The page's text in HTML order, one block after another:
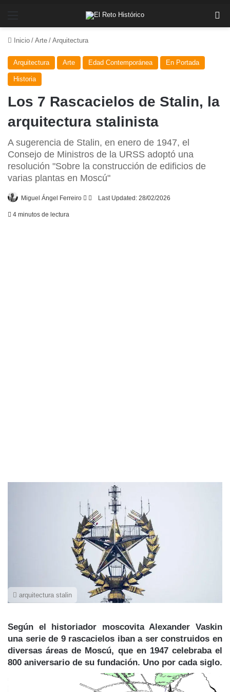
Inicio / Arte / Arquitectura
Arquitectura Arte Edad Contemporánea En Portada
Historia
Los 7 Rascacielos de Stalin, la
arquitectura stalinista
A sugerencia de Stalin, en enero de 1947, el
Consejo de Ministros de la URSS adoptó una
resolución "Sobre la construcción de edificios de
varias plantas en Moscú"
Miguel Ángel Ferreiro
Follow
Send
Last Updated: 28/02/2026
4 minutos de lectura
arquitectura stalin
Según el historiador moscovita Alexander Vaskin
una serie de 9 rascacielos iban a ser construidos en
diversas áreas de Moscú, que en 1947 celebraba el
800 aniversario de su fundación. Uno por cada siglo.